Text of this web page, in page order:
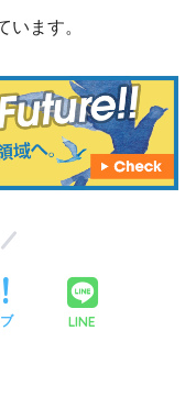
います。
LINE